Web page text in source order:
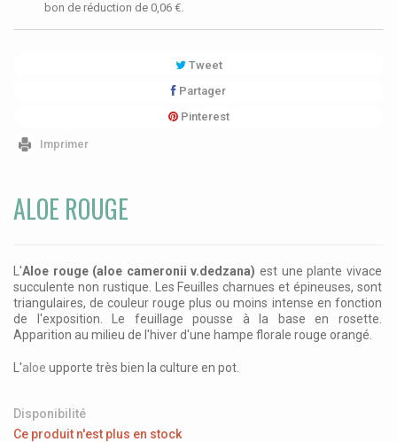
bon de réduction de 0,06 €.
Tweet
Partager
Pinterest
Imprimer
ALOE ROUGE
L'Aloe rouge (aloe cameronii v.dedzana) est une plante vivace
succulente non rustique. Les Feuilles charnues et épineuses, sont
triangulaires, de couleur rouge plus ou moins intense en fonction
de l'exposition. Le feuillage pousse à la base en rosette.
Apparition au milieu de l'hiver d'une hampe florale rouge orangé.
L'aloe upporte très bien la culture en pot.
Disponibilité
Ce produit n'est plus en stock